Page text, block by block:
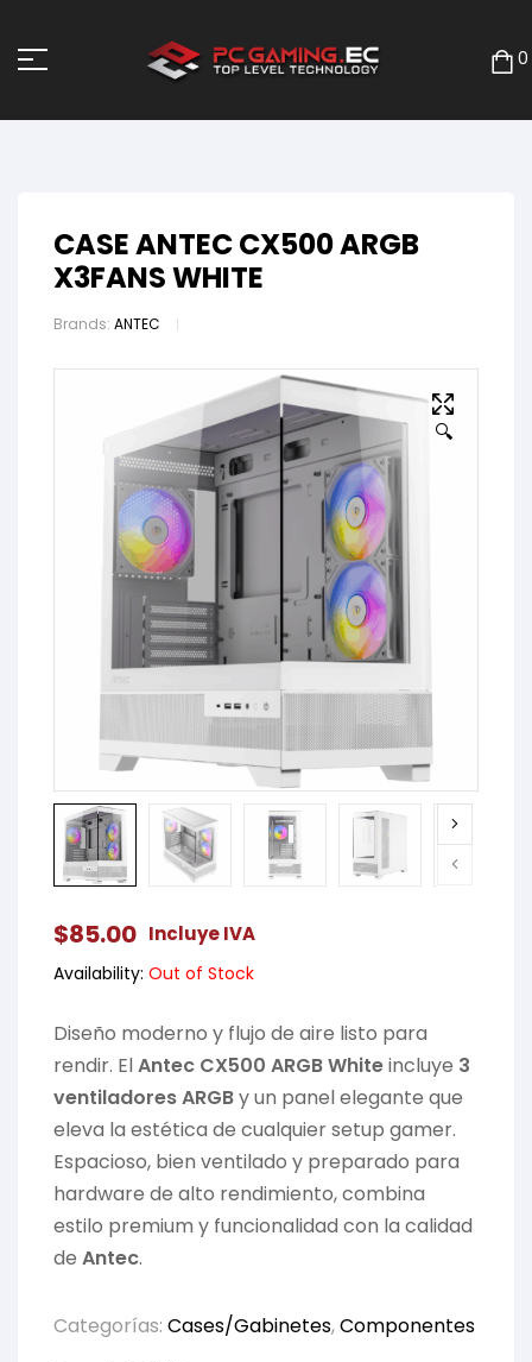
0
CASE ANTEC CX500 ARGB
X3FANS WHITE
Brands: ANTEC
🔍
$85.00 Incluye IVA
Availability: Out of Stock
Diseño moderno y flujo de aire listo para
rendir. ElAntec CX500 ARGB Whiteincluye 3
ventiladores ARGBy un panel elegante que
eleva la estética de cualquier setup gamer.
Espacioso, bien ventilado y preparado para
hardware de alto rendimiento, combina
estilo premium y funcionalidad con la calidad
de Antec.
Categorías: Cases/Gabinetes,Componentes